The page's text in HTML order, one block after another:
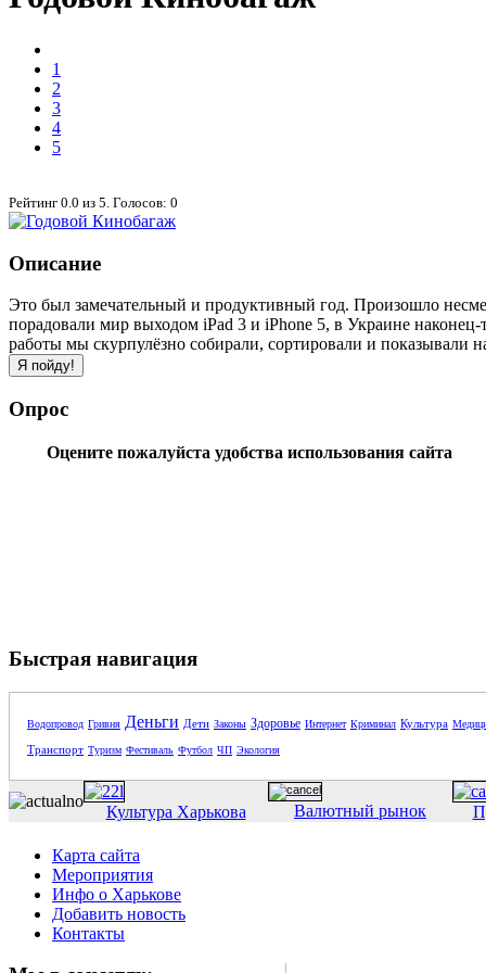
1
2
3
4
5
Рейтинг 0.0 из 5 . Голосов: 0
Описание
Это был замечательный и продуктивный год. Произошло
порадовали мир выходом iPad 3 и iPhone 5, в Украине
работы мы скурпулёзно собирали, сортировали и показывали
Опрос
Оцените пожалуйста удобства использования сайта
Быстрая навигация
Водопровод Гривня Деньги Дети Законы Здоровье Интернет Криминал Культура
Транспорт Туризм Фестиваль Футбол ЧП Экология
Культура Харькова Валютный рынок
Карта сайта
Мероприятия
Инфо о Харькове
Добавить новость
Контакты